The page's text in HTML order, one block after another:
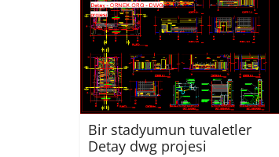
Bir stadyumun tuvaletler
Detay dwg projesi